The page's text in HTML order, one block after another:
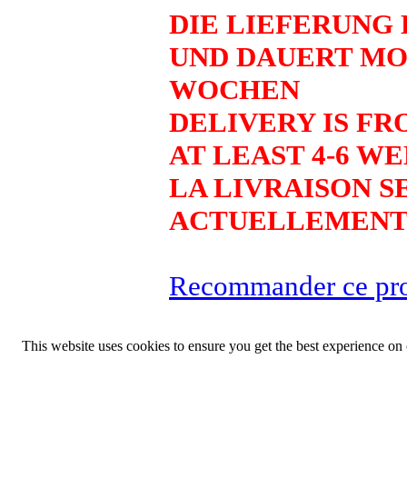
DIE LIEFERUNG
UND DAUERT
WOCHEN
DELIVERY IS
AT LEAST 4-6
LA LIVRAISON
Recommander ce
This website uses cookies to ensure you get the best experience